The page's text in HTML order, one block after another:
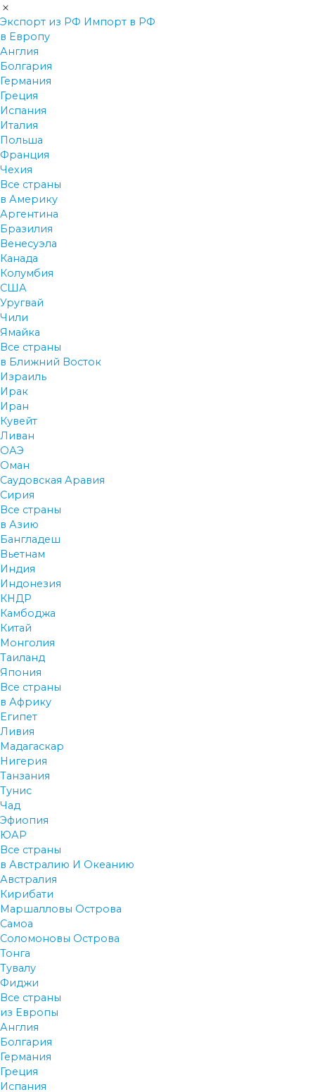
Экспорт из РФ Импорт в РФ
в Европу
Англия
Болгария
Германия
Греция
Испания
Италия
Польша
Франция
Чехия
Все страны
в Америку
Аргентина
Бразилия
Венесуэла
Канада
Колумбия
США
Уругвай
Чили
Ямайка
Все страны
в Ближний Восток
Израиль
Ирак
Иран
Кувейт
Ливан
ОАЭ
Оман
Саудовская Аравия
Сирия
Все страны
в Азию
Бангладеш
Вьетнам
Индия
Индонезия
КНДР
Камбоджа
Китай
Монголия
Таиланд
Япония
Все страны
в Африку
Египет
Ливия
Мадагаскар
Нигерия
Танзания
Тунис
Чад
Эфиопия
ЮАР
Все страны
в Австралию И Океанию
Австралия
Кирибати
Маршалловы Острова
Самоа
Соломоновы Острова
Тонга
Тувалу
Фиджи
Все страны
из Европы
Англия
Болгария
Германия
Греция
Испания